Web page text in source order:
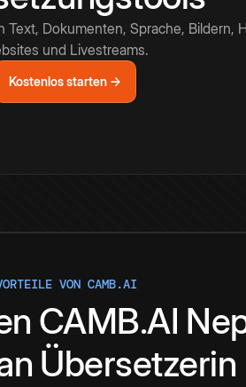
Dokumenten, Sprache, Bildern,
und Livestreams.
Kostenlos starten →
VON CAMB.AI
CAMB.AI
Übersetzerin